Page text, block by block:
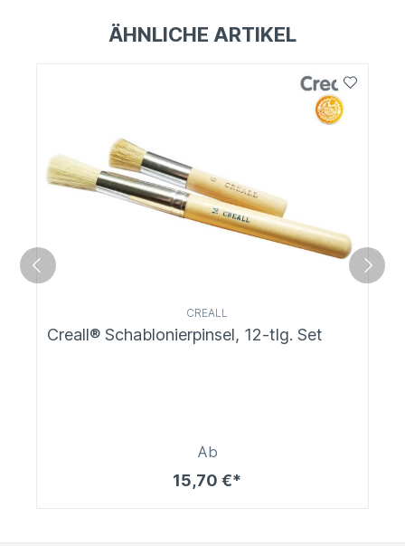
ÄHNLICHE ARTIKEL
CREALL
Creall® Schablonierpinsel, 12-tlg. Set
Ab
15,70 €*